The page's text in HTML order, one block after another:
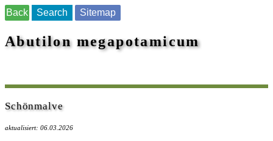
Back Search Sitemap
Abutilon megapotamicum
Schönmalve
aktualisiert: 06.03.2026